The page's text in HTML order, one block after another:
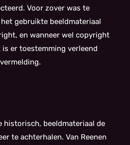
Voor zover was te
gebruikte beeldmateriaal
en wanneer wel copyright
er toestemming verleend
historisch, beeldmateriaal de
te achterhalen. Van Reenen